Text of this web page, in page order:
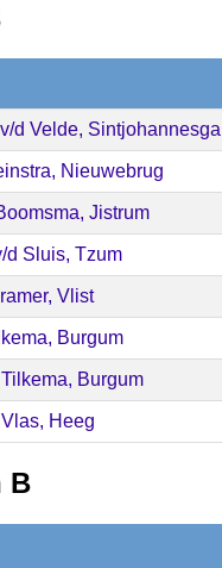
d Velde, Sintjohannesga
Nieuwebrug
Jistrum
d Sluis, Tzum
Vlist
Burgum
Burgum
Heeg
B